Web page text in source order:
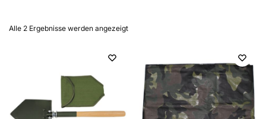
Alle 2 Ergebnisse werden angezeigt